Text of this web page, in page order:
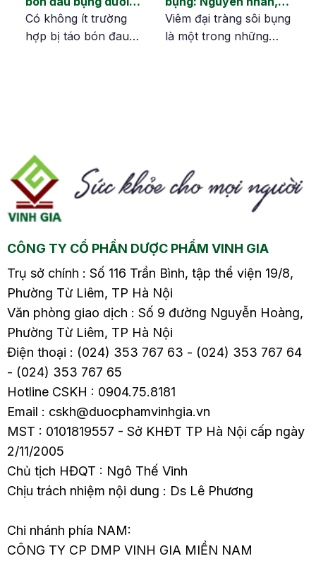
đau lưng và cách
khắc phục
Có không ít trường
hợp bị táo bón đau
dấu hiệu và cải thiện
Viêm đại tràng sôi bụng
là một trong những
bón, và đặc biệt là sôi
bụng, gây ảnh hưởng
đến cuộc sống hàng
người bệnh. Vậy đâu là
nguyên nhân gây ra
viêm đại tràng sôi
bụng? Cách xử lý như
thế nào? Hãy cùng tìm
hiểu chi tiết trong bài
viết sau.
CÔNG TY CỔ PHẦN DƯỢC PHẨM VINH GIA
Trụ sở chính : Số 116 Trần Bình, tập thể viện 19/8,
Phường Từ Liêm, TP Hà Nội
Văn phòng giao dịch : Số 9 đường Nguyễn Hoàng,
Phường Từ Liêm, TP Hà Nội
Điện thoại : (024) 353 767 63 - (024) 353 767 64
- (024) 353 767 65
Hotline CSKH : 0904.75.8181
Email : cskh@duocphamvinhgia.vn
MST : 0101819557 - Sở KHĐT TP Hà Nội cấp ngày
2/11/2005
Chủ tịch HĐQT : Ngô Thế Vinh
Chịu trách nhiệm nội dung : Ds Lê Phương
Chi nhánh phía NAM:
CÔNG TY CP DMP VINH GIA MIỀN NAM